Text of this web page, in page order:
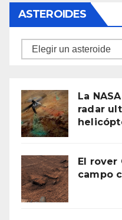
ASTEROIDES
Asteroides
La
radar
El rover
campo